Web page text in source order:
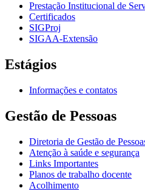
Prestação Institucional de
Certificados
SIGProj
SIGAA-Extensão
Estágios
Informações e contatos
Gestão de Pessoas
Diretoria de Gestão de
Atenção à saúde e segurança
Links Importantes
Planos de trabalho docente
Acolhimento